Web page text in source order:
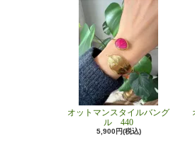
オットマンスタイルバング
ル 440
5,900円(税込)